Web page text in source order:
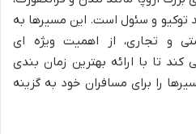
توکیو و سئول است. این مسیرها به
و تجاری، از اهمیت ویژه ای
کند تا با ارائه بهترین زمان بندی
را برای مسافران خود به گزینه